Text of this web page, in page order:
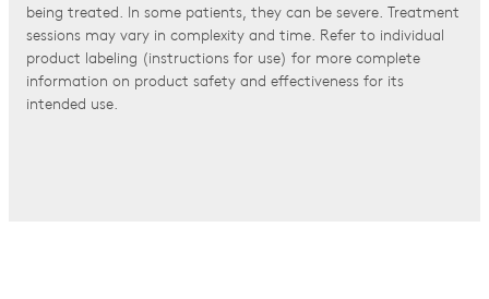
being treated. In some patients, they can be severe. Treatment
sessions may vary in complexity and time. Refer to individual
product labeling (instructions for use) for more complete
information on product safety and effectiveness for its
intended use.